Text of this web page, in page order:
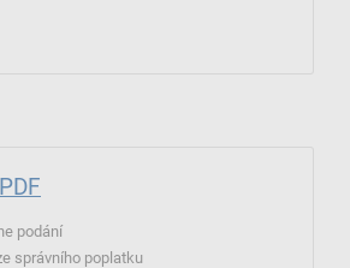
podání
správního poplatku